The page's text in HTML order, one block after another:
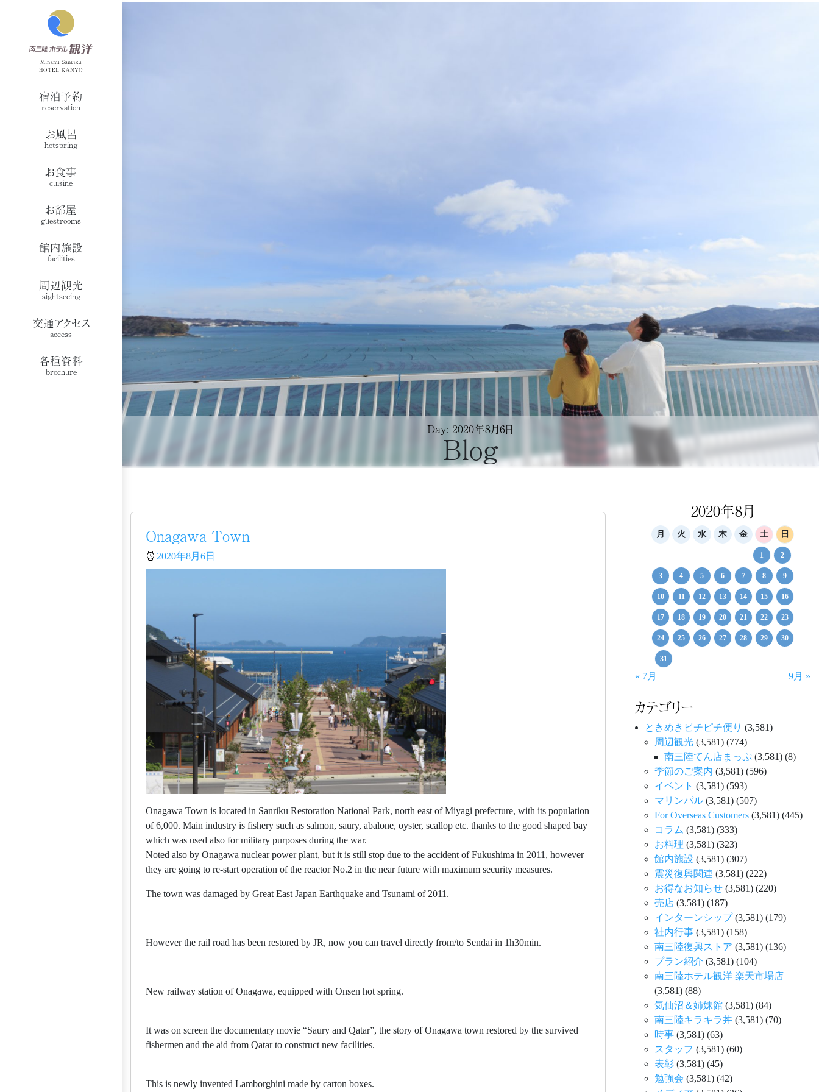
宿泊予約
reservation
お風呂
hotspring
お食事
cuisine
お部屋
guestrooms
館内施設
facilities
周辺観光
sightseeing
交通アクセス
access
各種資料
brochure
Day: 2020年8月6日
Blog
Onagawa Town
2020年8月6日
Onagawa Town is located in Sanriku Restoration National Park, north east of Miyagi prefecture, with its population
of 6,000. Main industry is fishery such as salmon, saury, abalone, oyster, scallop etc. thanks to the good shaped bay
which was used also for military purposes during the war.
Noted also by Onagawa nuclear power plant, but it is still stop due to the accident of Fukushima in 2011, however
they are going to re-start operation of the reactor No.2 in the near future with maximum security measures.
The town was damaged by Great East Japan Earthquake and Tsunami of 2011.
However the rail road has been restored by JR, now you can travel directly from/to Sendai in 1h30min.
New railway station of Onagawa, equipped with Onsen hot spring.
It was on screen the documentary movie “Saury and Qatar”, the story of Onagawa town restored by the survived
fishermen and the aid from Qatar to construct new facilities.
This is newly invented Lamborghini made by carton boxes.
2020年8月
月 火 水 木 金 土 日
1 2
3 4 5 6 7 8 9
10 11 12 13 14 15 16
17 18 19 20 21 22 23
24 25 26 27 28 29 30
31
« 7月 9月 »
カテゴリー
ときめきピチピチ便り (3,581)
周辺観光 (3,581) (774)
南三陸てん店まっぷ (3,581) (8)
季節のご案内 (3,581) (596)
イベント (3,581) (593)
マリンパル (3,581) (507)
For Overseas Customers (3,581) (445)
コラム (3,581) (333)
お料理 (3,581) (323)
館内施設 (3,581) (307)
震災復興関連 (3,581) (222)
お得なお知らせ (3,581) (220)
売店 (3,581) (187)
インターンシップ(3,581) (179)
社内行事 (3,581) (158)
南三陸復興ストア (3,581) (136)
プラン紹介 (3,581) (104)
南三陸ホテル観洋 楽天市場店
(3,581) (88)
気仙沼＆姉妹館 (3,581) (84)
南三陸キラキラ丼 (3,581) (70)
時事 (3,581) (63)
スタッフ (3,581) (60)
表彰 (3,581) (45)
勉強会 (3,581) (42)